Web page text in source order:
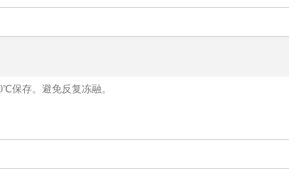
保存。避免反复冻融。